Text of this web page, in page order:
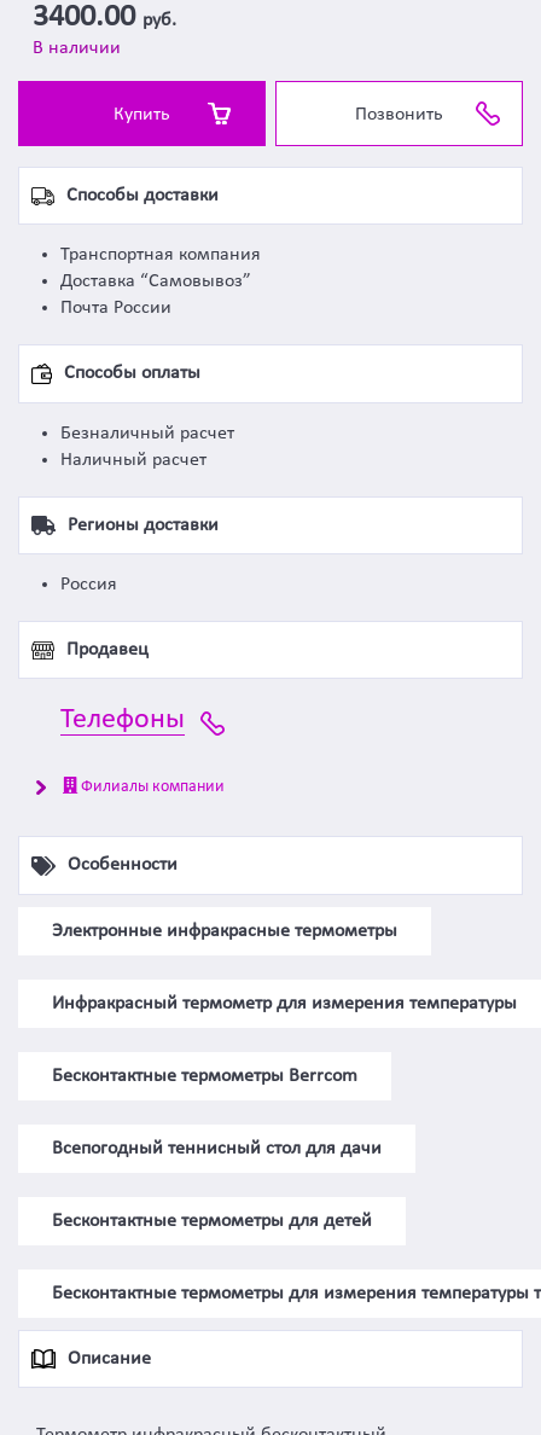
3400.00 руб.
В наличии
Купить Позвонить
Способы доставки
Транспортная компания
Доставка “Самовывоз”
Почта России
Способы оплаты
Безналичный расчет
Наличный расчет
Регионы доставки
Россия
Продавец
Телефоны
Филиалы компании
Особенности
Электронные инфракрасные термометры
Инфракрасный термометр для измерения температуры
Бесконтактные термометры Berrcom
Всепогодный теннисный стол для дачи
Бесконтактные термометры для детей
Бесконтактные термометры для измерения температуры
Описание